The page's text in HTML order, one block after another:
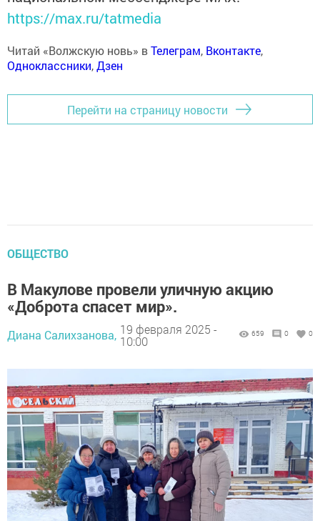
https://max.ru/tatmedia
Читай «Волжскую новь» вТелеграм, Вконтакте,
Одноклассники,Дзен
Перейти на страницу новости
ОБЩЕСТВО
В Макулове провели уличную акцию
«Доброта спасет мир».
Диана Салихзанова, 19 февраля 2025 -
10:00
659 0 0